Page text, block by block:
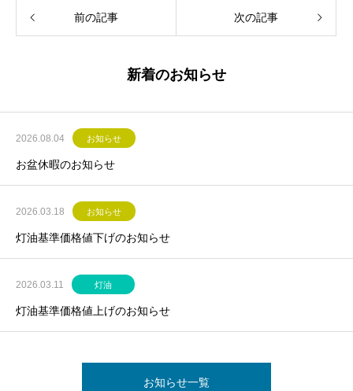
前の記事 次の記事
新着のお知らせ
2026.08.04 お知らせ
お盆休暇のお知らせ
2026.03.18 お知らせ
灯油基準価格値下げのお知らせ
2026.03.11 灯油
灯油基準価格値上げのお知らせ
お知らせ一覧